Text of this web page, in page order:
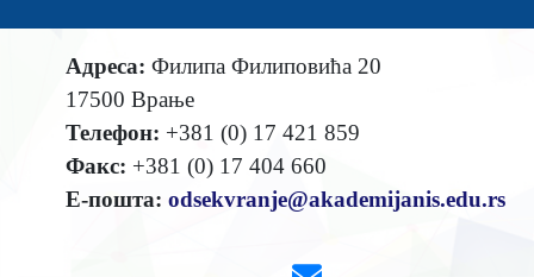
Адреса: Филипа Филиповића 20
17500 Врање
Телефон: +381 (0) 17 421 859
Факс: +381 (0) 17 404 660
Е-пошта: odsekvranje@akademijanis.edu.rs